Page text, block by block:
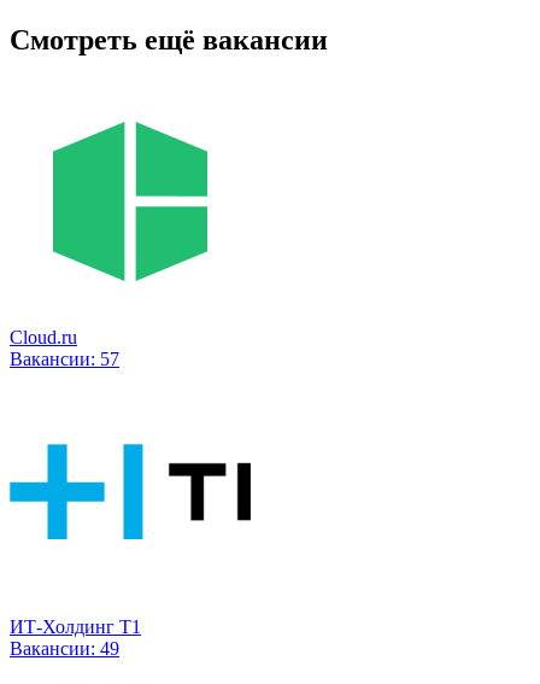
Смотреть ещё вакансии
Cloud.ru
Вакансии: 57
ИТ-Холдинг Т1
Вакансии: 49